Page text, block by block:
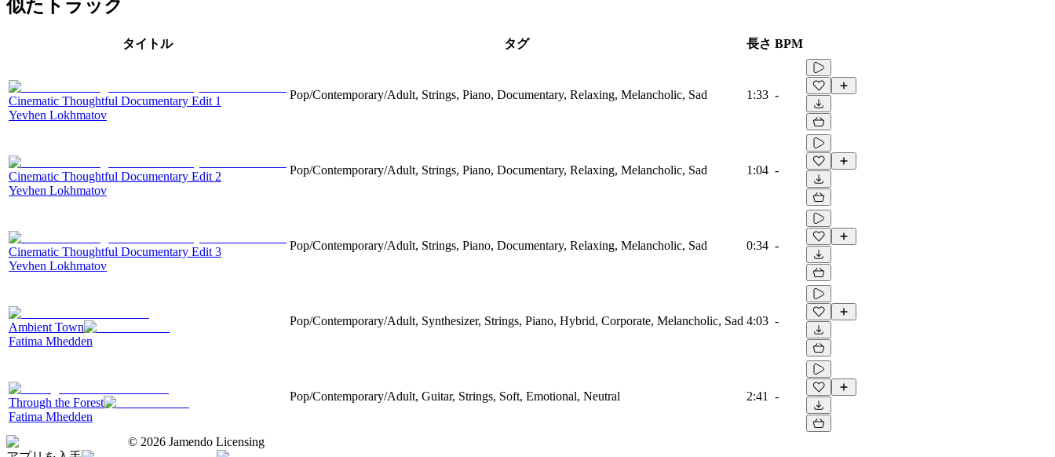
似たトラック
タイトル タグ 長さ BPM
Cinematic Thoughtful Documentary Edit 1
Yevhen Lokhmatov
Pop/Contemporary/Adult, Strings, Piano, Documentary, Relaxing, Melancholic, Sad 1:33 -
Cinematic Thoughtful Documentary Edit 2
Yevhen Lokhmatov
Pop/Contemporary/Adult, Strings, Piano, Documentary, Relaxing, Melancholic, Sad 1:04 -
Cinematic Thoughtful Documentary Edit 3
Yevhen Lokhmatov
Pop/Contemporary/Adult, Strings, Piano, Documentary, Relaxing, Melancholic, Sad 0:34 -
Ambient Town
Fatima Mhedden
Pop/Contemporary/Adult, Synthesizer, Strings, Piano, Hybrid, Corporate, Melancholic, Sad 4:03 -
Through the Forest
Fatima Mhedden
Pop/Contemporary/Adult, Guitar, Strings, Soft, Emotional, Neutral 2:41 -
© 2026 Jamendo Licensing